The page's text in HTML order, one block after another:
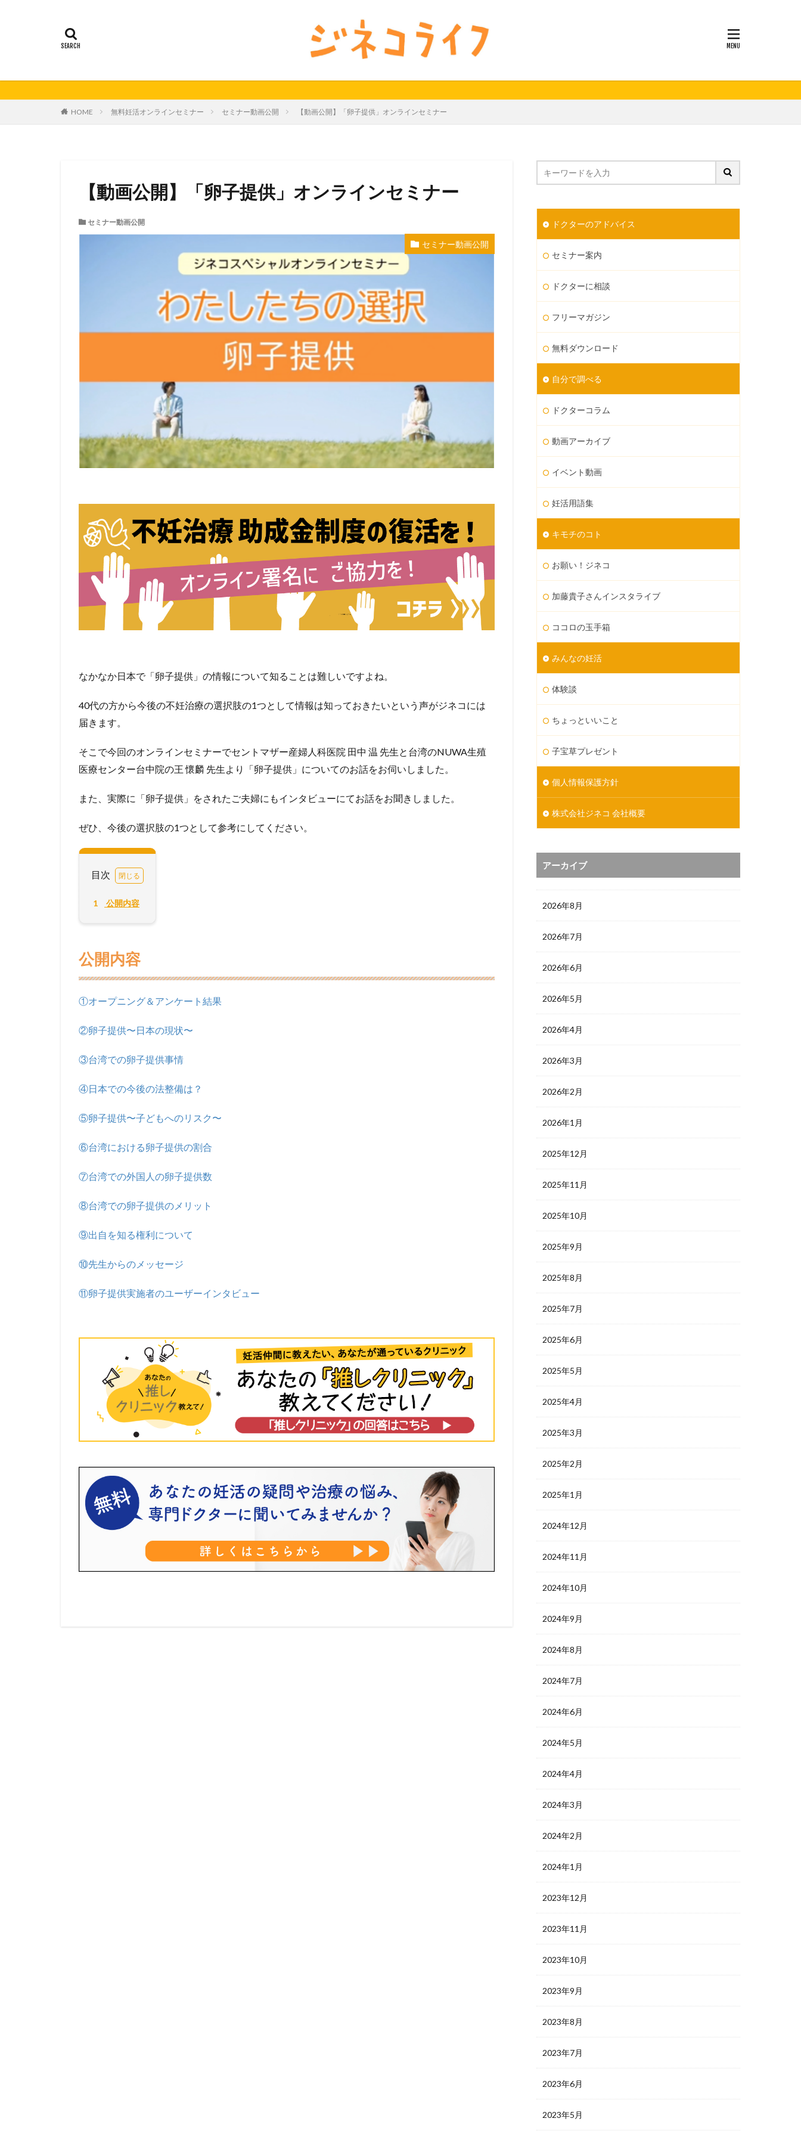
HOME 無料妊活オンラインセミナー セミナー動画公開 【動画公開】「卵子提供」オンラインセミナー
【動画公開】「卵子提供」オンラインセミナー
セミナー動画公開
セミナー動画公開
なかなか日本で「卵子提供」の情報について知ることは難しいですよね。
40代の方から今後の不妊治療の選択肢の1つとして情報は知っておきたいという声がジネコには
届きます。
そこで今回のオンラインセミナーでセントマザー産婦人科医院 田中 温 先生と台湾のNUWA生殖
医療センター台中院の王 懷麟 先生より「卵子提供」についてのお話をお伺いしました。
また、実際に「卵子提供」をされたご夫婦にもインタビューにてお話をお聞きしました。
ぜひ、今後の選択肢の1つとして参考にしてください。
目次
1 公開内容
公開内容
①オープニング＆アンケート結果
②卵子提供〜日本の現状〜
③台湾での卵子提供事情
④日本での今後の法整備は？
⑤卵子提供〜子どもへのリスク〜
⑥台湾における卵子提供の割合
⑦台湾での外国人の卵子提供数
⑧台湾での卵子提供のメリット
⑨出自を知る権利について
⑩先生からのメッセージ
⑪卵子提供実施者のユーザーインタビュー
ドクターのアドバイス
セミナー案内
ドクターに相談
フリーマガジン
無料ダウンロード
自分で調べる
ドクターコラム
動画アーカイブ
イベント動画
妊活用語集
キモチのコト
お願い！ジネコ
加藤貴子さんインスタライブ
ココロの玉手箱
みんなの妊活
体験談
ちょっといいこと
子宝草プレゼント
個人情報保護方針
株式会社ジネコ 会社概要
アーカイブ
2026年8月
2026年7月
2026年6月
2026年5月
2026年4月
2026年3月
2026年2月
2026年1月
2025年12月
2025年11月
2025年10月
2025年9月
2025年8月
2025年7月
2025年6月
2025年5月
2025年4月
2025年3月
2025年2月
2025年1月
2024年12月
2024年11月
2024年10月
2024年9月
2024年8月
2024年7月
2024年6月
2024年5月
2024年4月
2024年3月
2024年2月
2024年1月
2023年12月
2023年11月
2023年10月
2023年9月
2023年8月
2023年7月
2023年6月
2023年5月
セミナー動画公開
無料妊活オンラインセミナー 男性不妊